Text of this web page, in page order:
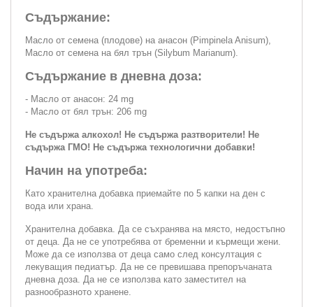
Съдържание:
Масло от семена (плодове) на анасон (Pimpinela Anisum),
Масло от семена на бял трън (Silybum Marianum).
Съдържание в дневна доза:
- Масло от анасон: 24 mg
- Масло от бял трън: 206 mg
Не съдържа алкохол! Не съдържа разтворители! Не
съдържа ГМО! Не съдържа технологични добавки!
Начин на употреба:
Като хранителна добавка приемайте по 5 капки на ден с
вода или храна.
Хранителна добавка. Да се съхранява на място, недостъпно
от деца. Да не се употребява от бременни и кърмещи жени.
Може да се използва от деца само след консултация с
лекуващия педиатър. Да не се превишава препоръчаната
дневна доза. Да не се използва като заместител на
разнообразното хранене.